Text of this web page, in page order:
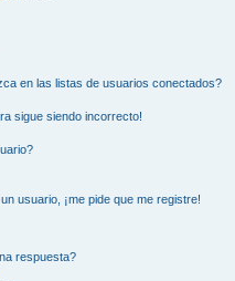
en las listas de usuarios conectados?
sigue siendo incorrecto!
usuario, ¡me pide que me registre!
respuesta?